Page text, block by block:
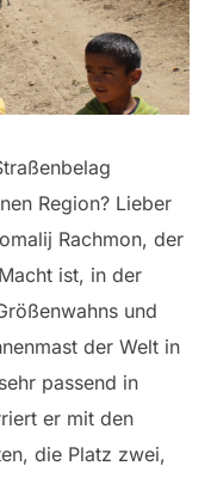
Region? Lieber
Rachmon, der
ist, in der
und
der Welt in
passend in
er mit den
die Platz zwei,